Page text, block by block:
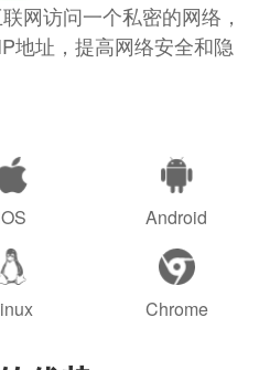
网访问一个私密的网络，
地址，提高网络安全和隐
Android
Chrome